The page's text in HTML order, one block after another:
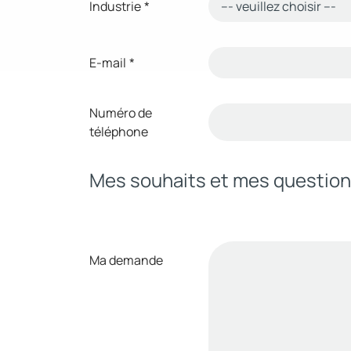
Industrie*
E-mail *
Numéro de
téléphone
Mes souhaits et mes
Ma demande